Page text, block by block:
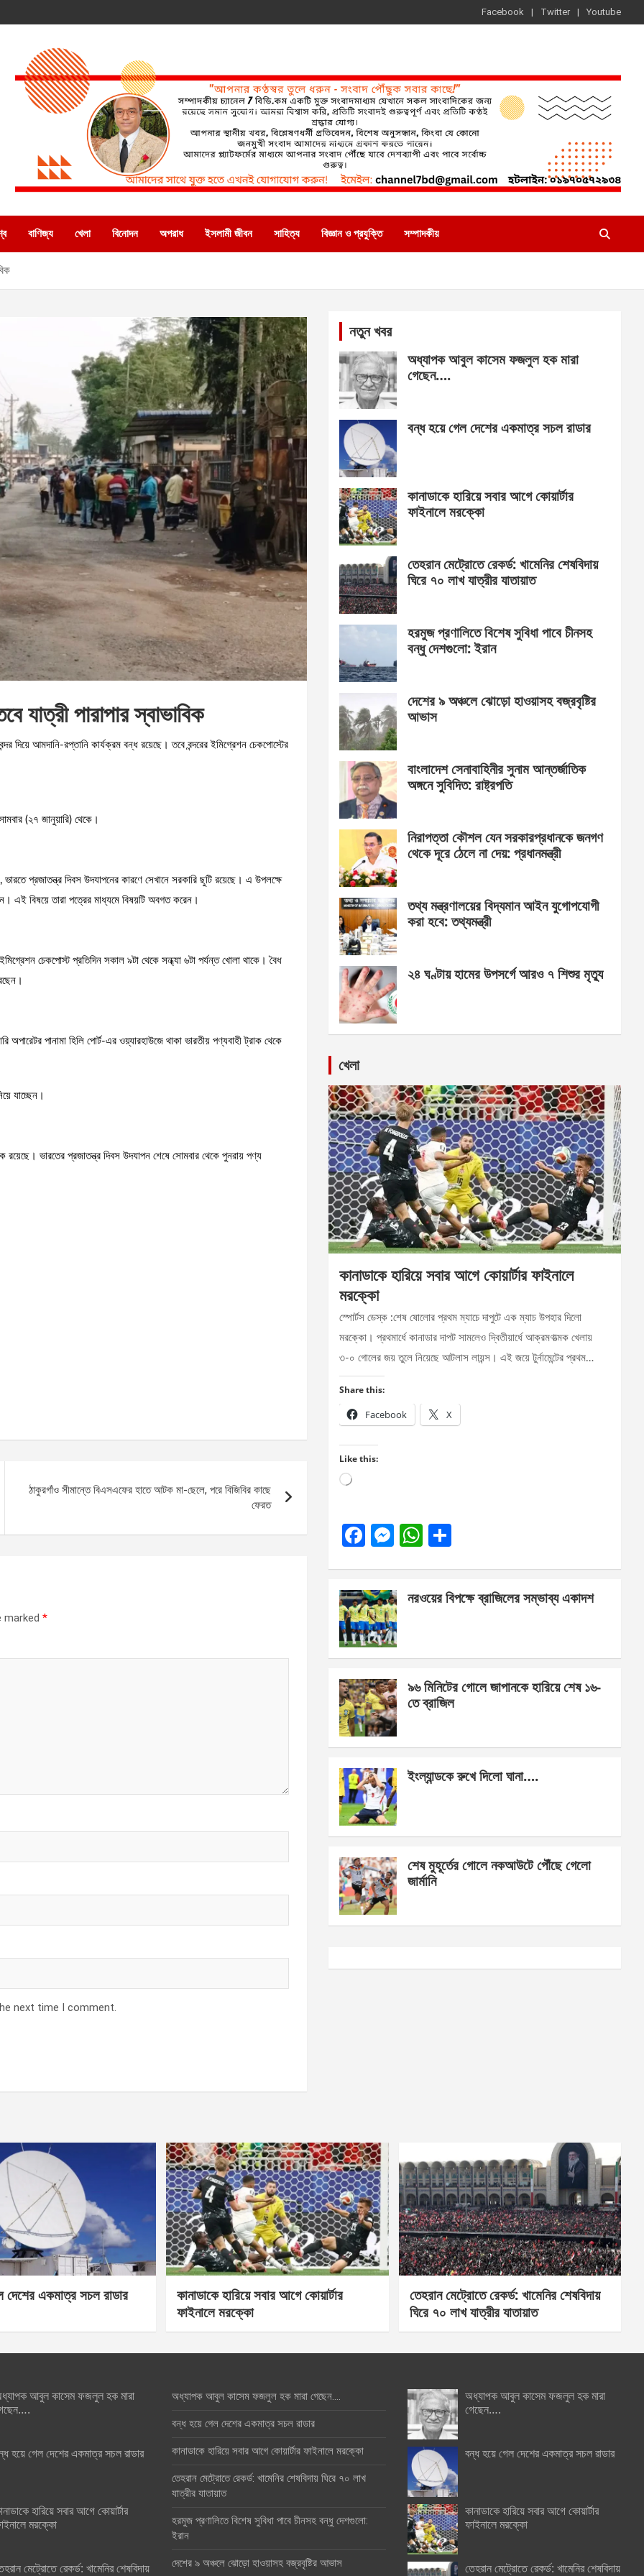
Facebook Twitter Youtube
বাণিজ্য খেলা বিনোদন অপরাধ ইসলামী জীবন সাহিত্য বিজ্ঞান ও প্রযুক্তি সম্পাদকীয়
যাত্রী পারাপার স্বাভাবিক
দিয়ে আমদানি-রপ্তানি কার্যক্রম বন্ধ রয়েছে। তবে বন্দরের ইমিগ্রেশন চেকপোস্টের
(২৭ জানুয়ারি) থেকে।
প্রজাতন্ত্র দিবস উদযাপনের কারণে সেখানে সরকারি ছুটি রয়েছে। এ উপলক্ষে
এই বিষয়ে তারা পত্রের মাধ্যমে বিষয়টি অবগত করেন।
চেকপোস্ট প্রতিদিন সকাল ৯টা থেকে সন্ধ্যা ৬টা পর্যন্ত খোলা থাকে। বৈধ
পানামা হিলি পোর্ট-এর ওয়্যারহাউজে থাকা ভারতীয় পণ্যবাহী ট্রাক থেকে
যাচ্ছেন।
রয়েছে। ভারতের প্রজাতন্ত্র দিবস উদযাপন শেষে সোমবার থেকে পুনরায় পণ্য
ঠাকুরগাঁও সীমান্তে বিএসএফের হাতে আটক মা-ছেলে, পরে বিজিবির কাছে
ফেরত
marked *
next time I comment.
নতুন খবর
অধ্যাপক আবুল কাসেম ফজলুল হক মারা
গেছেন….
বন্ধ হয়ে গেল দেশের একমাত্র সচল রাডার
কানাডাকে হারিয়ে সবার আগে কোয়ার্টার
ফাইনালে মরক্কো
তেহরান মেট্রোতে রেকর্ড: খামেনির শেষবিদায়
ঘিরে ৭০ লাখ যাত্রীর যাতায়াত
হরমুজ প্রণালিতে বিশেষ সুবিধা পাবে চীনসহ
বন্ধু দেশগুলো: ইরান
দেশের ৯ অঞ্চলে ঝোড়ো হাওয়াসহ বজ্রবৃষ্টির
আভাস
বাংলাদেশ সেনাবাহিনীর সুনাম আন্তর্জাতিক
অঙ্গনে সুবিদিত: রাষ্ট্রপতি
নিরাপত্তা কৌশল যেন সরকারপ্রধানকে জনগণ
থেকে দূরে ঠেলে না দেয়: প্রধানমন্ত্রী
তথ্য মন্ত্রণালয়ের বিদ্যমান আইন যুগোপযোগী
করা হবে: তথ্যমন্ত্রী
২৪ ঘণ্টায় হামের উপসর্গে আরও ৭ শিশুর মৃত্যু
খেলা
কানাডাকে হারিয়ে সবার আগে কোয়ার্টার ফাইনালে
মরক্কো
স্পোর্টস ডেস্ক :শেষ ষোলোর প্রথম ম্যাচে দাপুটে এক ম্যাচ উপহার দিলো
মরক্কো। প্রথমার্ধে কানাডার দাপট সামলেও দ্বিতীয়ার্ধে আক্রমণাত্মক খেলায়
৩-০ গোলের জয় তুলে নিয়েছে আটলাস লায়ন্স। এই জয়ে টুর্নামেন্টের প্রথম…
Share this:
Facebook X
Like this:
Loading…
F
b
o
o
k
M
n
g
er
W
s
e
নরওয়ের বিপক্ষে ব্রাজিলের সম্ভাব্য একাদশ
৯৬ মিনিটের গোলে জাপানকে হারিয়ে শেষ ১৬-
তে ব্রাজিল
ইংল্যান্ডকে রুখে দিলো ঘানা….
শেষ মুহূর্তের গোলে নকআউটে পৌঁছে গেলো
জার্মানি
দেশের একমাত্র সচল রাডার
কানাডাকে হারিয়ে সবার আগে কোয়ার্টার
ফাইনালে মরক্কো
তেহরান মেট্রোতে রেকর্ড: খামেনির শেষবিদায়
ঘিরে ৭০ লাখ যাত্রীর যাতায়াত
আবুল কাসেম ফজলুল হক মারা
হয়ে গেল দেশের একমাত্র সচল রাডার
হারিয়ে সবার আগে কোয়ার্টার
মরক্কো
মেট্রোতে রেকর্ড: খামেনির শেষবিদায়
অধ্যাপক আবুল কাসেম ফজলুল হক মারা গেছেন….
বন্ধ হয়ে গেল দেশের একমাত্র সচল রাডার
কানাডাকে হারিয়ে সবার আগে কোয়ার্টার ফাইনালে মরক্কো
তেহরান মেট্রোতে রেকর্ড: খামেনির শেষবিদায় ঘিরে ৭০ লাখ
যাত্রীর যাতায়াত
হরমুজ প্রণালিতে বিশেষ সুবিধা পাবে চীনসহ বন্ধু দেশগুলো:
ইরান
দেশের ৯ অঞ্চলে ঝোড়ো হাওয়াসহ বজ্রবৃষ্টির আভাস
অধ্যাপক আবুল কাসেম ফজলুল হক মারা
গেছেন….
বন্ধ হয়ে গেল দেশের একমাত্র সচল রাডার
কানাডাকে হারিয়ে সবার আগে কোয়ার্টার
ফাইনালে মরক্কো
তেহরান মেট্রোতে রেকর্ড: খামেনির শেষবিদায়